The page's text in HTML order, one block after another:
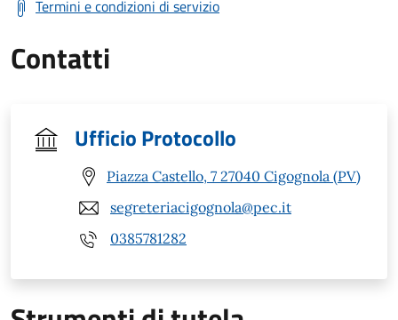
Termini e condizioni di servizio
Contatti
Ufficio Protocollo
Piazza Castello, 7 27040 Cigognola (PV)
segreteriacigognola@pec.it
0385781282